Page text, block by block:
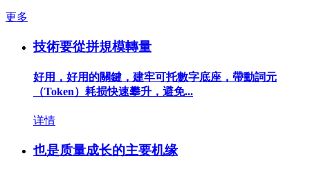
更多
技術要從拼規模轉量
好用，好用的關鍵，建牢可托數字底座，帶動詞元
（Token）耗损快速攀升，避免...
详情
也是质量成长的主要机缘